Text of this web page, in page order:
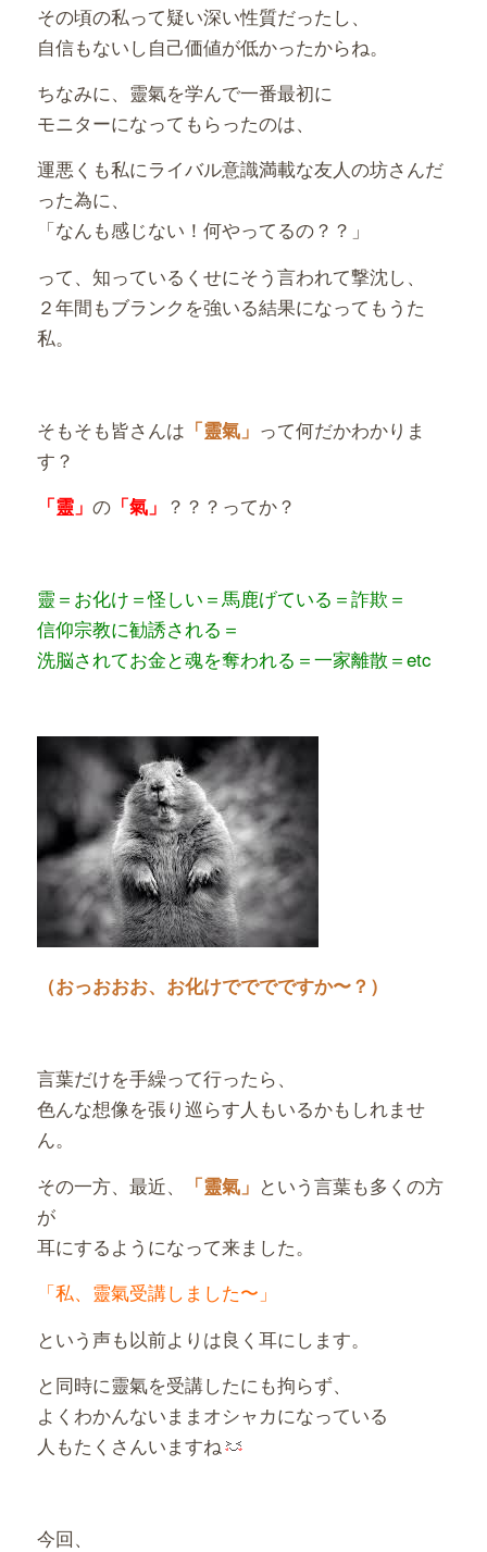
その頃の私って疑い深い性質だったし、
自信もないし自己価値が低かったからね。
ちなみに、靈氣を学んで一番最初に
モニターになってもらったのは、
運悪くも私にライバル意識満載な友人の坊さんだ
った為に、
「なんも感じない！何やってるの？？」
って、知っているくせにそう言われて撃沈し、
２年間もブランクを強いる結果になってもうた
私。
そもそも皆さんは 「靈氣」 って何だかわかりま
す？
「靈」 の「氣」 ？？？ってか？
靈＝お化け＝怪しい＝馬鹿げている＝詐欺＝
信仰宗教に勧誘される＝
洗脳されてお金と魂を奪われる＝一家離散＝etc
（おっおおお、お化けでででですか〜？）
言葉だけを手繰って行ったら、
色んな想像を張り巡らす人もいるかもしれませ
ん。
その一方、最近、
「靈氣」 という言葉も多くの方
が
耳にするようになって来ました。
「私、靈氣受講しました〜」
という声も以前よりは良く耳にします。
と同時に靈氣を受講したにも拘らず、
よくわかんないままオシャカになっている
人もたくさんいますね
今回、